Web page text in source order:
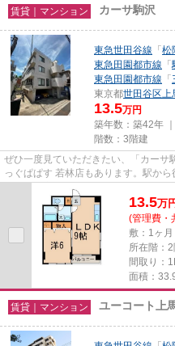
賃貸｜マンション カーサ駒沢
東急世田谷線 「松
東急田園都市線 「
東急田園都市線 「
東京都世田谷区
13.5万円
築年数：築42年
階数：3階建
ぜひ一度見ていただきたい、「カーサ
っぐぱぱす 若林店もあります。駅か
も便利な立地です。こちらのマ...
13.5万
(管理費・
敷：1ヶ
所在階：
間取り：
面積：
賃貸｜マンション ユーコート上